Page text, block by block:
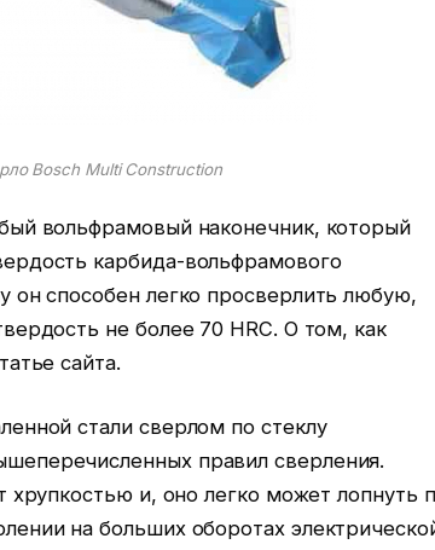
Bosch Multi Construction
вольфрамовый наконечник, который
карбида-вольфрамового
он способен легко просверлить любую,
не более 70 HRC. О том, как
сайта.
стали сверлом по стеклу
правил сверления.
хрупкостью и, оно легко может лопнуть
на больших оборотах